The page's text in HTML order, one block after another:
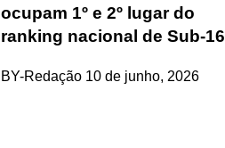
ocupam 1º e 2º lugar do
ranking nacional de Sub-16
BY-Redação 10 de junho, 2026